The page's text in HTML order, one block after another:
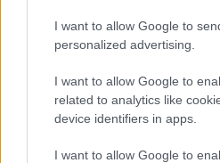
I want to allow Google to
personalized advertising.
I want to allow Google to
related to analytics like
device identifiers in apps.
I want to allow Google to
Ολόκληρο το
Υπερταμείου για την
– Οι 4 στόχοι